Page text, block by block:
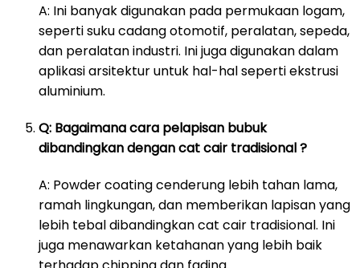
A: Ini banyak digunakan pada permukaan logam,
seperti suku cadang otomotif, peralatan, sepeda,
dan peralatan industri. Ini juga digunakan dalam
aplikasi arsitektur untuk hal-hal seperti ekstrusi
aluminium.
Q: Bagaimana cara pelapisan bubuk
dibandingkan dengan cat cair tradisional ?
A: Powder coating cenderung lebih tahan lama,
ramah lingkungan, dan memberikan lapisan yang
lebih tebal dibandingkan cat cair tradisional. Ini
juga menawarkan ketahanan yang lebih baik